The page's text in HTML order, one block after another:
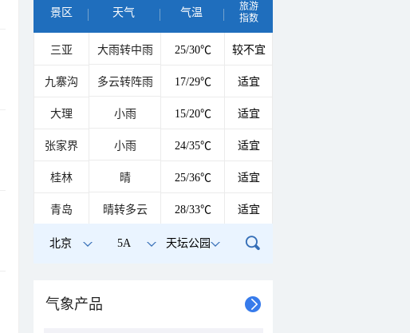
景区 天气 气温
旅游
指数
三亚 大雨转中雨 25/30℃ 较不宜
九寨沟 多云转阵雨 17/29℃ 适宜
大理 小雨 15/20℃ 适宜
张家界 小雨 24/35℃ 适宜
桂林 晴 25/36℃ 适宜
青岛 晴转多云 28/33℃ 适宜
北京 5A 天坛公园
气象产品